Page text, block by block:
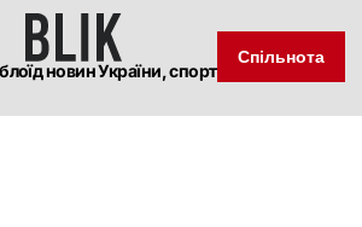
новин України, спорт
Спільнота